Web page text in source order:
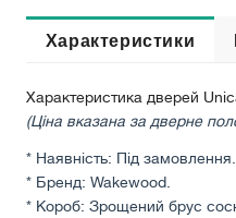
Характеристики
Характеристика дверей
(Ціна вказана за дверне
* Наявність: Під замовлення.
* Бренд: Wakewood.
* Короб: Зрощений брус